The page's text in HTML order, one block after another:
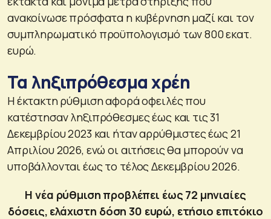
ανακοίνωσε πρόσφατα η κυβέρνηση μαζί και τον
συμπληρωματικό προϋπολογισμό των 800 εκατ.
ευρώ.
Τα ληξιπρόθεσμα χρέη
Η έκτακτη ρύθμιση αφορά οφειλές που
κατέστησαν ληξιπρόθεσμες έως και τις 31
Δεκεμβρίου 2023 και ήταν αρρύθμιστες έως 21
Απριλίου 2026, ενώ οι αιτήσεις θα μπορούν να
υποβάλλονται έως το τέλος Δεκεμβρίου 2026.
Η νέα ρύθμιση προβλέπει έως 72 μηνιαίες
δόσεις, ελάχιστη δόση 30 ευρώ, ετήσιο επιτόκιο